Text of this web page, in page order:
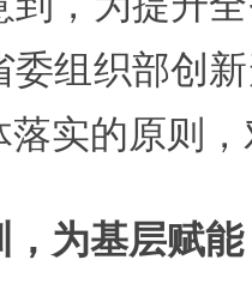
委组织部创
实的原则
，为基层赋能